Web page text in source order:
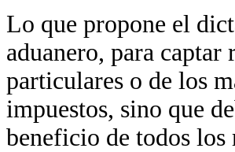
Lo que propone el
aduanero, para captar
particulares o de los
impuestos, sino que
beneficio de todos los